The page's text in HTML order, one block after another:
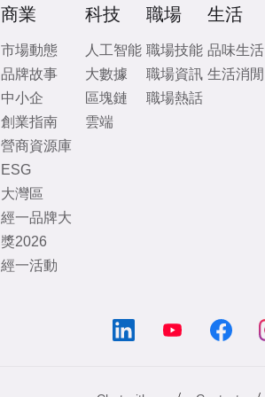
商業
市場動態
品牌故事
中小企
創業指南
營商資源庫
ESG
大灣區
經一品牌大
獎2026
經一活動
科技
人工智能
大數據
區塊鏈
雲端
職場
職場技能
職場資訊
職場熱話
生活
品味生活
生活消閒